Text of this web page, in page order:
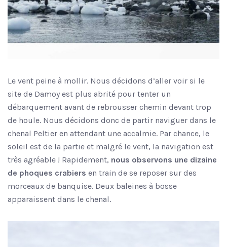
Le vent peine à mollir. Nous décidons d’aller voir si le
site de Damoy est plus abrité pour tenter un
débarquement avant de rebrousser chemin devant trop
de houle. Nous décidons donc de partir naviguer dans le
chenal Peltier en attendant une accalmie. Par chance, le
soleil est de la partie et malgré le vent, la navigation est
très agréable ! Rapidement, nous observons une dizaine
de phoques crabiers en train de se reposer sur des
morceaux de banquise. Deux baleines à bosse
apparaissent dans le chenal.